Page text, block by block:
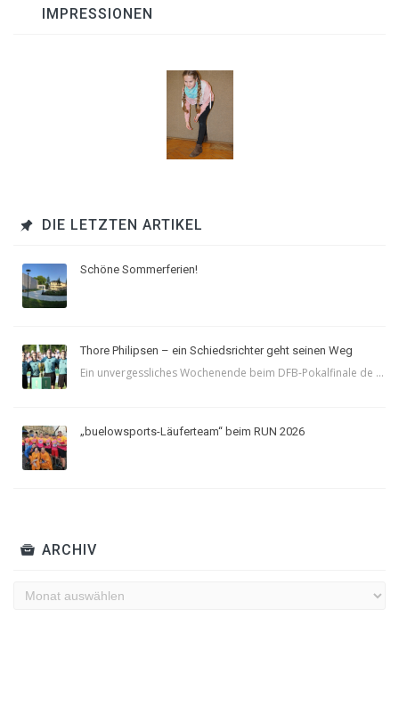
IMPRESSIONEN
DIE LETZTEN ARTIKEL
Schöne Sommerferien!
Thore Philipsen – ein Schiedsrichter geht seinen Weg
Ein unvergessliches Wochenende beim DFB-Pokalfinale de ...
„buelowsports-Läuferteam“ beim RUN 2026
ARCHIV
Archiv